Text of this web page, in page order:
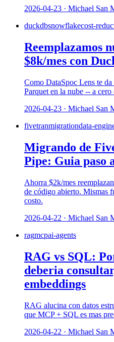
2026-04-23 · Michael San
duckdbsnowflakecost-
Reemplazamos
$8k/mes con
Como DataSpoc Lens te
Parquet en la nube -- a cero
2026-04-23 · Michael San
fivetranmigrationdata-
Migrando de
Pipe: Guia paso
Ahorra $2k/mes
de código abierto. Mismas
costo.
2026-04-22 · Michael San
ragmcpai-agents
RAG vs SQL:
deberia
embeddings
RAG alucina con datos
que MCP + SQL es mas
2026-04-22 · Michael San